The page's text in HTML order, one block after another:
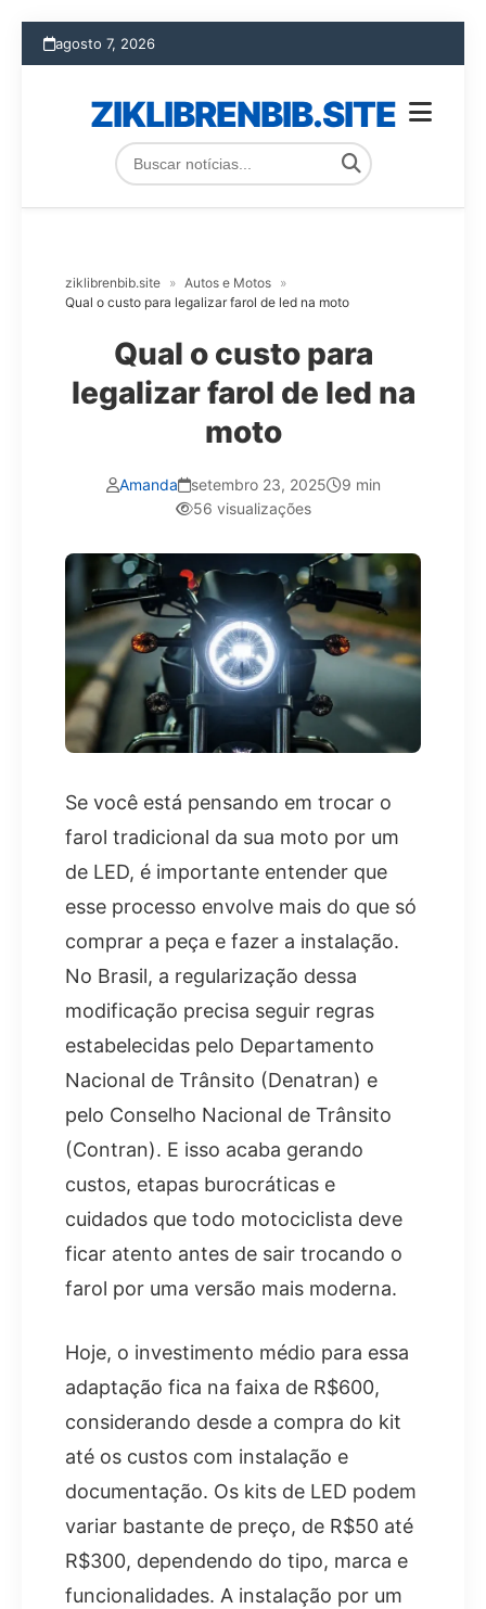
agosto 7, 2026
ZIKLIBRENBIB.SITE
ziklibrenbib.site » Autos e Motos »
Qual o custo para legalizar farol de led na moto
Qual o custo para
legalizar farol de led na
moto
Amanda setembro 23, 2025
9 min
56 visualizações
Se você está pensando em trocar o
farol tradicional da sua moto por um
de LED, é importante entender que
esse processo envolve mais do que só
comprar a peça e fazer a instalação.
No Brasil, a regularização dessa
modificação precisa seguir regras
estabelecidas pelo Departamento
Nacional de Trânsito (Denatran) e
pelo Conselho Nacional de Trânsito
(Contran). E isso acaba gerando
custos, etapas burocráticas e
cuidados que todo motociclista deve
ficar atento antes de sair trocando o
farol por uma versão mais moderna.
Hoje, o investimento médio para essa
adaptação fica na faixa de R$600,
considerando desde a compra do kit
até os custos com instalação e
documentação. Os kits de LED podem
variar bastante de preço, de R$50 até
R$300, dependendo do tipo, marca e
funcionalidades. A instalação por um